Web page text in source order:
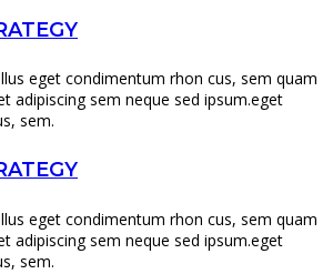
eget condimentum rhon cus, sem quam
adipiscing sem neque sed ipsum.eget
sem.
eget condimentum rhon cus, sem quam
adipiscing sem neque sed ipsum.eget
sem.